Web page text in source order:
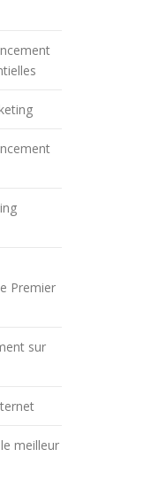
Premier
sur
meilleur